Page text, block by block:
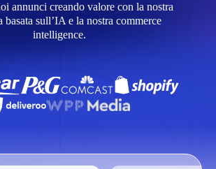
annunci creando valore con la nostra
basata sull’IA e la nostra commerce
intelligence.